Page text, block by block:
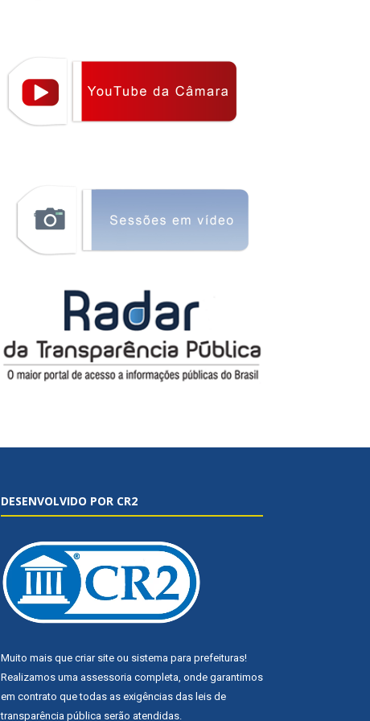
DESENVOLVIDO POR CR2
Muito mais que criar site ou sistema para prefeituras!
Realizamos uma assessoria completa, onde garantimos
em contrato que todas as exigências das leis de
transparência pública serão atendidas.